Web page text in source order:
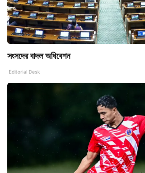
সংসদের বাদল অধিবেশন
Editorial Desk